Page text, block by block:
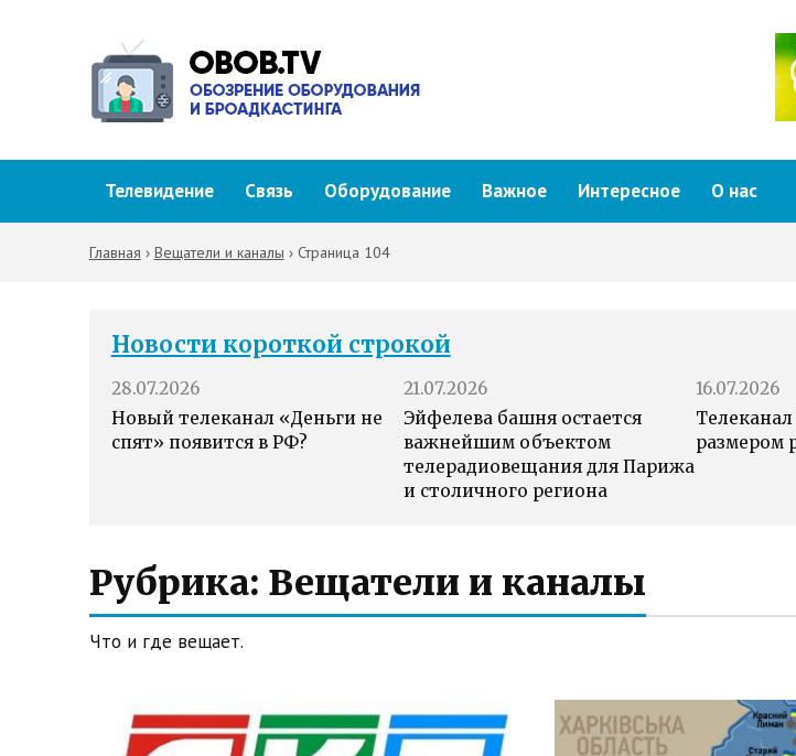
Телевидение Связь Оборудование Важное Интересное О нас
Главная › Вещатели и каналы › Страница 104
Новости короткой строкой
28.07.2026
Новый телеканал «Деньги не
спят» появится в РФ?
21.07.2026
Эйфелева башня остается
важнейшим объектом
телерадиовещания для Парижа
и столичного региона
16.07.2026
размером
Рубрика: Вещатели и каналы
Что и где вещает.